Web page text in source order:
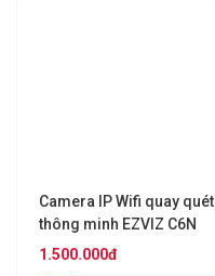
Camera IP Wifi quay quét
thông minh EZVIZ C6N
4MP
1.500.000đ